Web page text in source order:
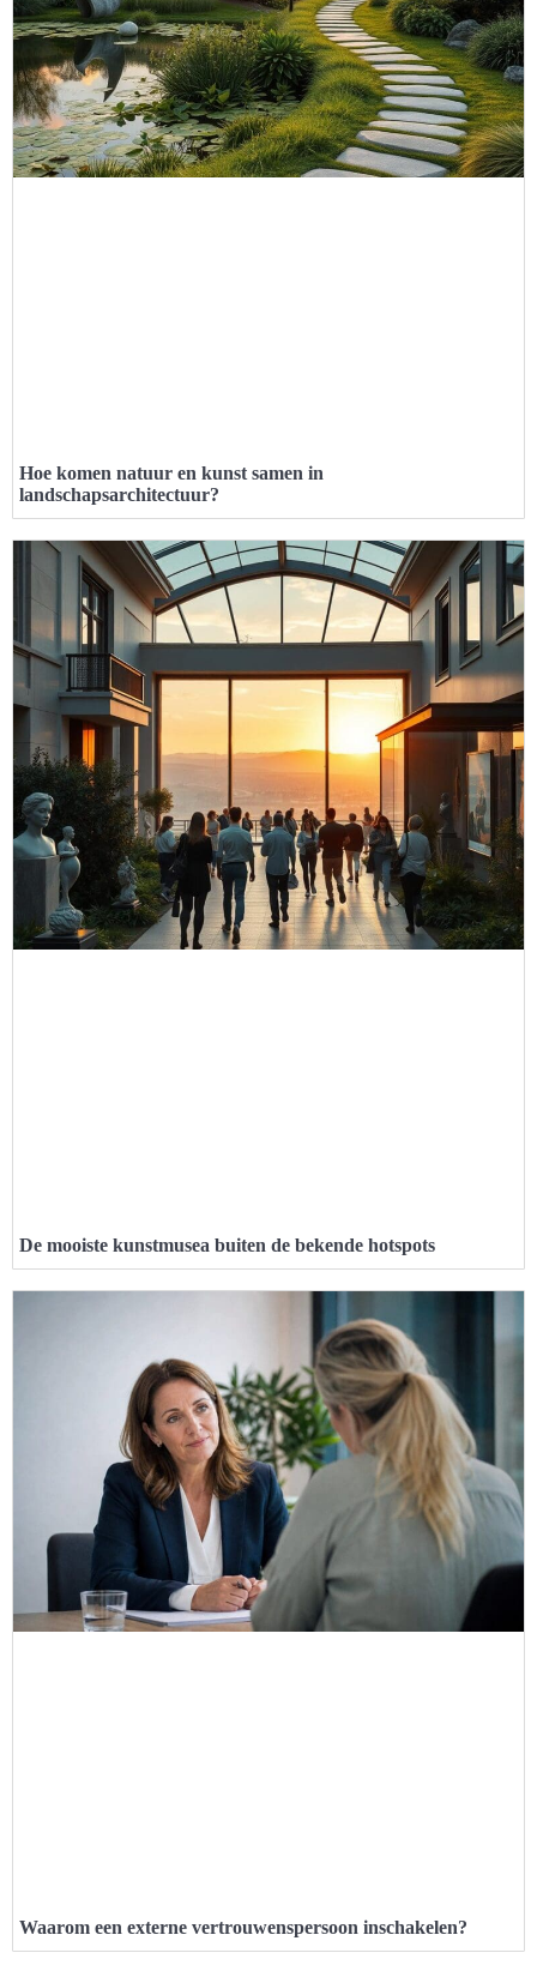
Hoe komen natuur en kunst samen in
landschapsarchitectuur?
De mooiste kunstmusea buiten de bekende hotspots
Waarom een externe vertrouwenspersoon inschakelen?